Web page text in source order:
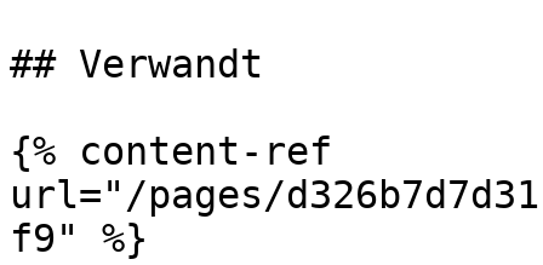
## Verwandt
{% content-ref
url="/pages/
f9" %}